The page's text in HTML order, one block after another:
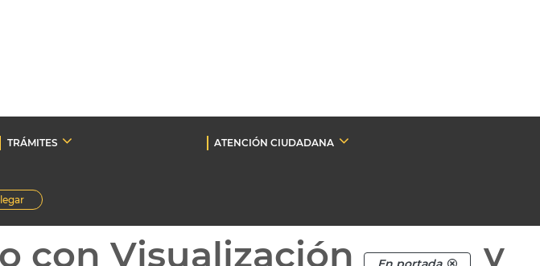
TRÁMITES
ATENCIÓN CIUDADANA
con Visualización
y